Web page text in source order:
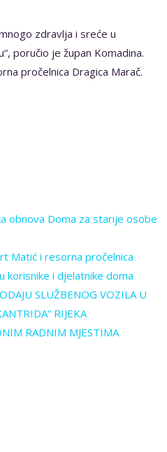
zdravlja i sreće u
poručio je župan Komadina.
pročelnica Dragica Marač.
obnova Doma za starije osobe
Matić i resorna pročelnica
korisnike i djelatnike doma
SLUŽBENOG VOZILA U
RIJEKA
RADNIM MJESTIMA